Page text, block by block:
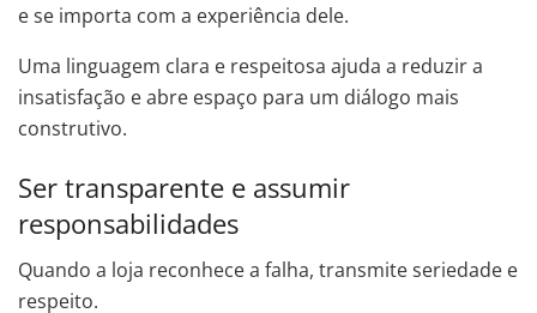
e se importa com a experiência dele.
Uma linguagem clara e respeitosa ajuda a reduzir a
insatisfação e abre espaço para um diálogo mais
construtivo.
Ser transparente e assumir
responsabilidades
Quando a loja reconhece a falha, transmite seriedade e
respeito.